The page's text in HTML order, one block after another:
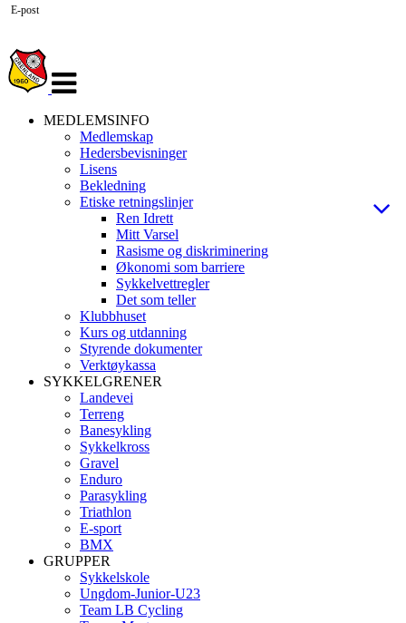
navigasjon
MEDLEMSINFO
Medlemskap
Hedersbevisninger
Lisens
Bekledning
Etiske retningslinjer
Ren Idrett
Mitt Varsel
Rasisme og diskriminering
Økonomi som barriere
Sykkelvettregler
Det som teller
Klubbhuset
Kurs og utdanning
Styrende dokumenter
Verktøykassa
SYKKELGRENER
Landevei
Terreng
Banesykling
Sykkelkross
Gravel
Enduro
Parasykling
Triathlon
E-sport
BMX
GRUPPER
Sykkelskole
Ungdom-Junior-U23
Team LB Cycling
E-post